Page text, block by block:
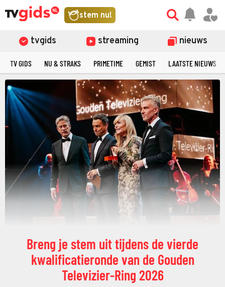
stem nu!
tvgids streaming nieuws
TV GIDS NU & STRAKS PRIMETIME GEMIST LAATSTE NIEUWS
Breng je stem uit tijdens de vierde
kwalificatieronde van de Gouden
Televizier-Ring 2026